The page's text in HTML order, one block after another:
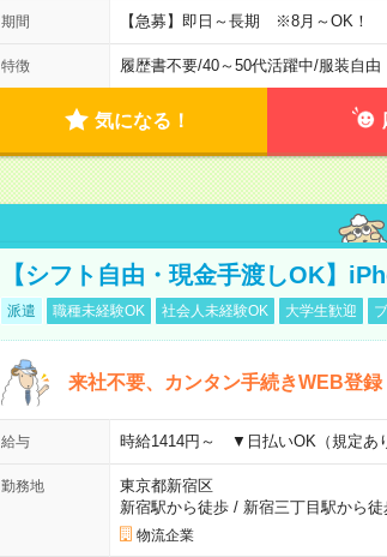
期間 【急募】即日～長期 ※8月～OK！
特徴 履歴書不要/40～50代活躍中/服装自由
気になる！
【シフト自由・現金手渡しOK】
派遣 職種未経験OK 社会人未経験OK 大学生歓迎
来社不要、カンタン手続きWEB登
給与 時給1414円～ ▼日払いOK（規定
勤務地
東京都新宿区
新宿駅から徒歩/ 新宿三丁目駅から徒
物流企業